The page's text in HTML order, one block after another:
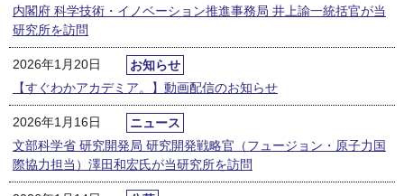
内閣府 科学技術・イノベーション推進事務局 井上諭一統括官が当
研究所を訪問
2026年1月20日
お知らせ
【すぐわかアカデミア。】動画配信のお知らせ
2026年1月16日
ニュース
文部科学省 研究開発局 研究開発戦略官（フュージョン・原子力国
際協力担当）澤田和宏氏が当研究所を訪問